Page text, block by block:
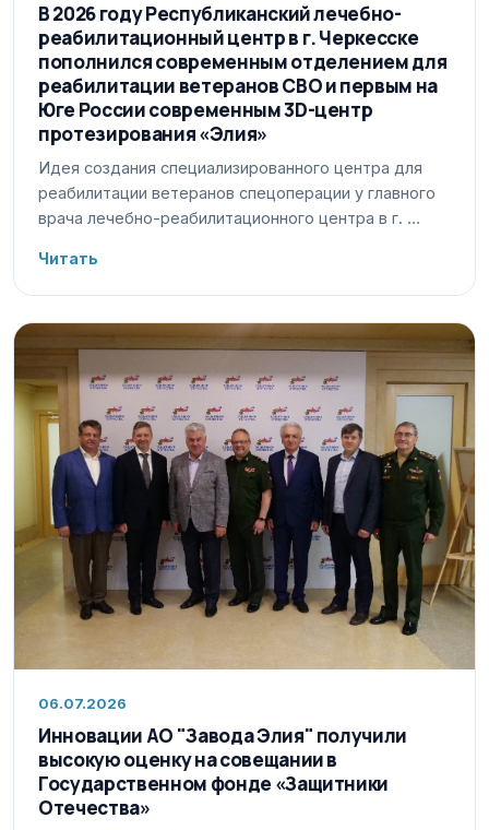
В 2026 году Республиканский лечебно-
реабилитационный центр в г. Черкесске
пополнился современным отделением для
реабилитации ветеранов СВО и первым на
Юге России современным 3D-центр
протезирования «Элия»
Идея создания специализированного центра для
реабилитации ветеранов спецоперации у главного
врача лечебно-реабилитационного центра в г. …
Читать
06.07.2026
Инновации АО "Завода Элия" получили
высокую оценку на совещании в
Государственном фонде «Защитники
Отечества»